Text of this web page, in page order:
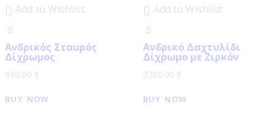
Add to Wishlist
Ανδρικός Σταυρός
Δίχρωμος
990.00 €
BUY NOW
Add to Wishlist
Ανδρικό Δαχτυλίδι
Δίχρωμο με Ζιρκόν
2200.00 €
BUY NOW